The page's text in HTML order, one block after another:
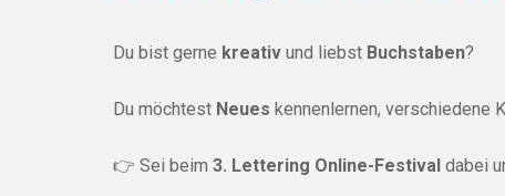
Du bist gerne kreativ und liebst Buchstaben?
Du möchtest Neues kennenlernen, verschiedene
👉 Sei beim 3. Lettering Online-Festival dabei